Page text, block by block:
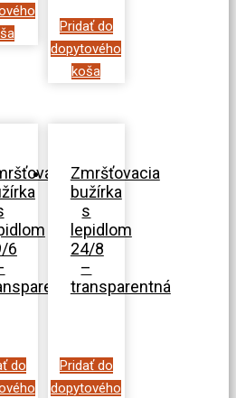
Pridať do
dopytového
koša
6
do
Zmršťovacia
bužírka
s
lepidlom
24/8
–
transparentná
Pridať do
dopytového